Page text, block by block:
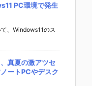
PC環境で発生
、Windows11のス
真夏の激アツセ
ートPCやデスク